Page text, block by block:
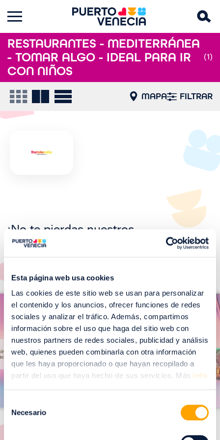
Esta página web usa cookies
Las cookies de este sitio web se usan para personalizar
el contenido y los anuncios, ofrecer funciones de redes
sociales y analizar el tráfico. Además, compartimos
información sobre el uso que haga del sitio web con
nuestros partners de redes sociales, publicidad y análisis
web, quienes pueden combinarla con otra información
que les haya proporcionado o que hayan recopilado a
partir del uso que haya hecho de sus servicios. Más info
consentimiento
Necesario
RESTAURANTES - MEDITERRÁNEA
- TOMAR ALGO - IDEAL PARA IR
CON NIÑOS
(1)
MAPA FILTRAR
¡No te pierdas nuestros
EVENTOS!
m
a
g
e
n
g
e